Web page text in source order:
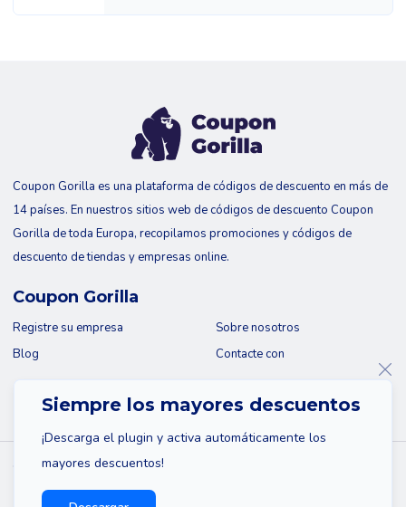
Siempre los mayores descuentos
¡Descarga el plugin y activa automáticamente los
mayores descuentos!
Coupon Gorilla es una plataforma de códigos de descuento en más de
14 países. En nuestros sitios web de códigos de descuento Coupon
Gorilla de toda Europa, recopilamos promociones y códigos de
descuento de tiendas y empresas online.
Coupon Gorilla
Registre su empresa
Blog
Sobre nosotros
Contacte con
© 2026 Coupon Gorilla
Mapa del sitio